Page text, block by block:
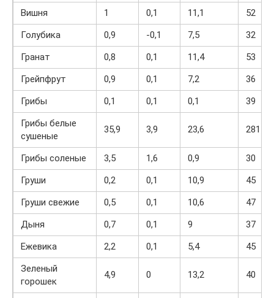
Вишня
1 0,1 11,1
52
Голубика
0,9 -0,1 7,5
32
Гранат
0,8 0,1 11,4
53
Грейпфрут
0,9 0,1 7,2
36
Грибы
0,1 0,1 0,1
39
Грибы белые
сушеные
35,9 3,9 23,6 281
Грибы соленые 3,5 1,6 0,9
30
Груши
0,2 0,1 10,9
45
Груши свежие
0,5 0,1 10,6
47
Дыня
0,7 0,1 9
37
Ежевика
2,2 0,1 5,4
45
Зеленый
горошек
4,9 0 13,2 40